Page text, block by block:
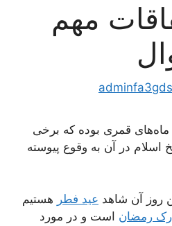
مهم
ماه‌های قمری بوده که برخی
اسلام در آن به وقوع پیوسته
روز آن شاهد عید فطر هستیم
رمضان است و در مورد